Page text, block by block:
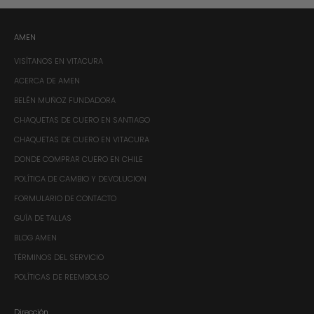
AMEN
VISÍTANOS EN VITACURA
ACERCA DE AMEN
BELÉN MUÑOZ FUNDADORA
CHAQUETAS DE CUERO EN SANTIAGO
CHAQUETAS DE CUERO EN VITACURA
DONDE COMPRAR CUERO EN CHILE
POLÍTICA DE CAMBIO Y DEVOLUCION
FORMULARIO DE CONTACTO
GUÍA DE TALLAS
BLOG AMEN
TÉRMINOS DEL SERVICIO
POLÍTICAS DE REEMBOLSO